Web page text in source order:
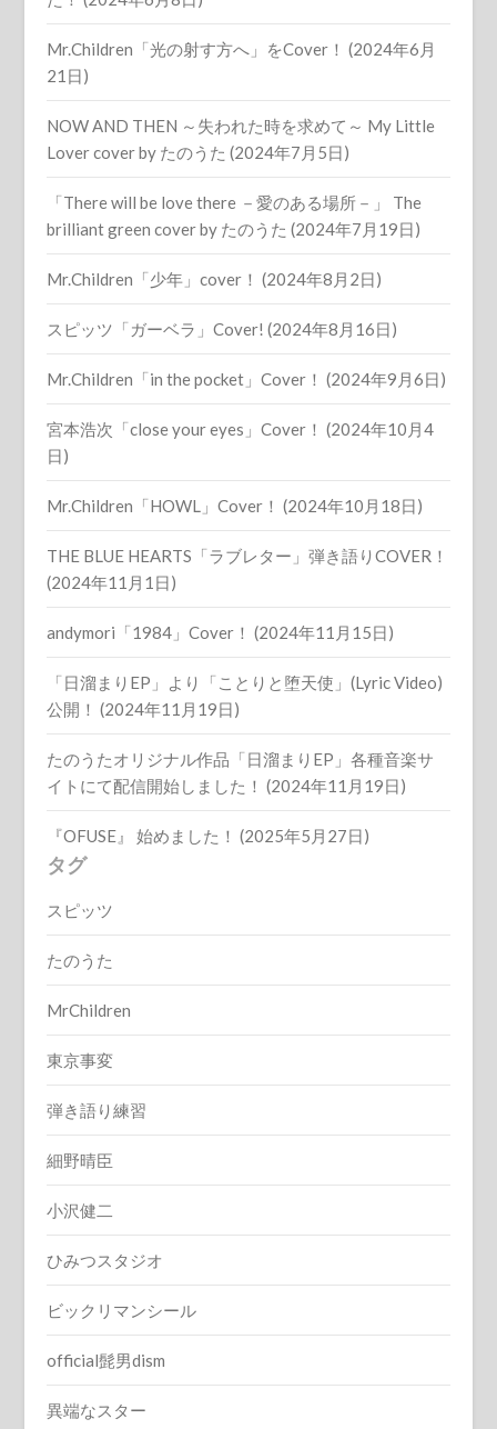
Mr.Children「光の射す方へ」をCover！ (2024年6月
21日)
NOW AND THEN ～失われた時を求めて～ My Little
Lover cover by たのうた (2024年7月5日)
「There will be love there －愛のある場所－」 The
brilliant green cover by たのうた (2024年7月19日)
Mr.Children「少年」cover！ (2024年8月2日)
スピッツ「ガーベラ」Cover! (2024年8月16日)
Mr.Children「in the pocket」Cover！ (2024年9月6日)
宮本浩次「close your eyes」Cover！ (2024年10月4
日)
Mr.Children「HOWL」Cover！ (2024年10月18日)
THE BLUE HEARTS「ラブレター」弾き語りCOVER！
(2024年11月1日)
andymori「1984」Cover！ (2024年11月15日)
「日溜まりEP」より「ことりと堕天使」(Lyric Video)
公開！ (2024年11月19日)
たのうたオリジナル作品「日溜まりEP」各種音楽サ
イトにて配信開始しました！ (2024年11月19日)
『OFUSE』 始めました！ (2025年5月27日)
タグ
スピッツ
たのうた
MrChildren
東京事変
弾き語り練習
細野晴臣
小沢健二
ひみつスタジオ
ビックリマンシール
official髭男dism
異端なスター